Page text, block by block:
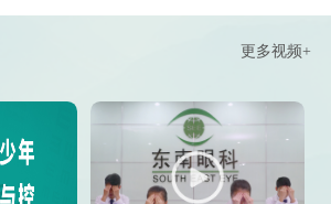
更多视频+